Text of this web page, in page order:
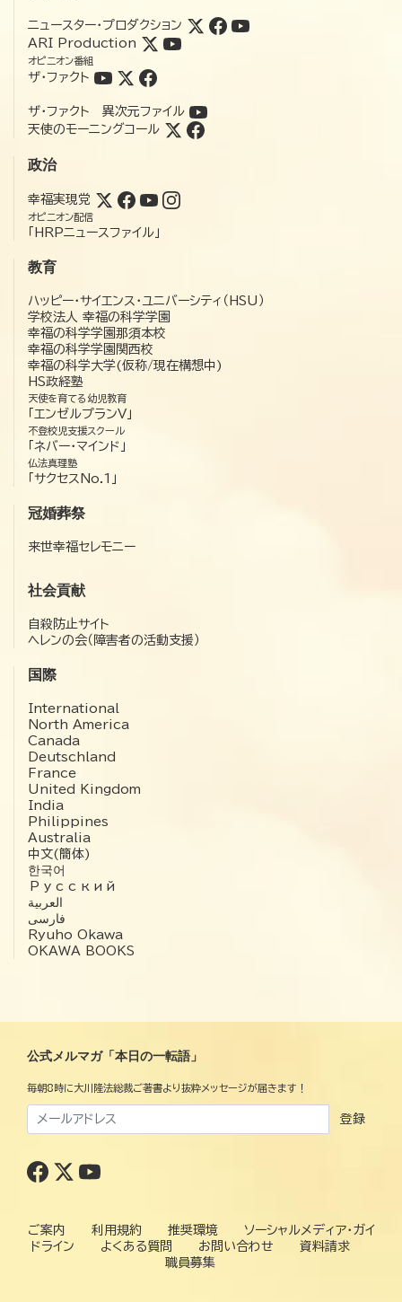
ニュースター・プロダクション
ARI Production
オピニオン番組
ザ・ファクト
ザ・ファクト 異次元ファイル
天使のモーニングコール
政治
幸福実現党
オピニオン配信
「HRPニュースファイル」
教育
ハッピー・サイエンス・ユニバーシティ（HSU）
学校法人 幸福の科学学園
幸福の科学学園那須本校
幸福の科学学園関西校
幸福の科学大学(仮称/現在構想中)
HS政経塾
天使を育てる幼児教育
「エンゼルプランV」
不登校児支援スクール
「ネバー・マインド」
仏法真理塾
「サクセスNo.1」
冠婚葬祭
来世幸福セレモニー
社会貢献
自殺防止サイト
ヘレンの会（障害者の活動支援）
国際
International
North America
Canada
Deutschland
France
United Kingdom
India
Philippines
Australia
中文(簡体)
한국어
Русский
العربية‏
فارسی
Ryuho Okawa
OKAWA BOOKS
公式メルマガ「本日の一転語」
毎朝8時に大川隆法総裁ご著書より抜粋メッセージが届きます！
登録
ご案内 利用規約 推奨環境
ソーシャルメディア・ガイ
ドライン
よくある質問 お問い合わせ
資料請求
職員募集